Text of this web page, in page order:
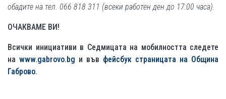
обадите на тел. 066 818 311 (всеки работен ден до 17:00 часа).
ОЧАКВАМЕ ВИ!
Всички инициативи в Седмицата на мобилността следете
на www.gabrovo.bg и във фейсбук страницата на Община
Габрово.